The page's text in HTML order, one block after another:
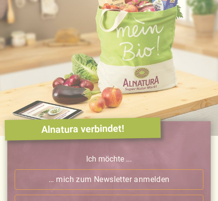
Alnatura verbindet!
Ich möchte ...
… mich zum Newsletter anmelden